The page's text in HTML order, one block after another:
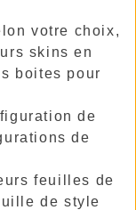
votre choix,
skins en
boites pour
de
de
feuilles de
de style